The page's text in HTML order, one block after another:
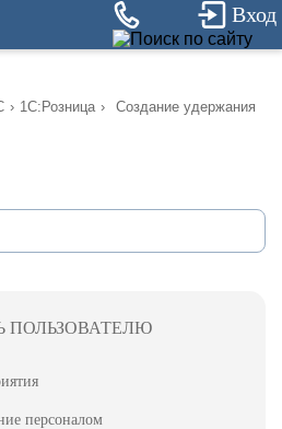
Вход
› 1С:Розница › Создание удержания
персоналом